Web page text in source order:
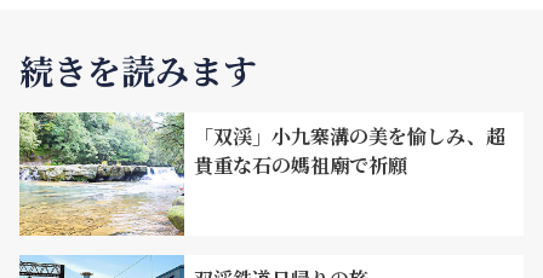
ドマークとなっています。燭台双嶼と金山岬の先端はプレ
ート運動と海水、海風による絶え間ない浸食により、現在
のような小島となりました。中正亭のそばには円形のモニ
ュメントがあり、燭台双嶼でSNSをアップするなら最適な
スポットです。
続きを読みます
「双渓」小九寨溝の美を愉しみ、超
貴重な石の媽祖廟で祈願